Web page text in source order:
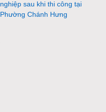
nghiệp sau khi thi công tại
Phường Chánh Hưng